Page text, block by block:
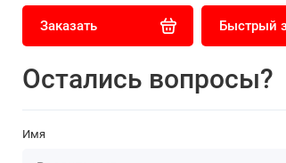
Заказать Быстрый
Остались вопросы?
Имя